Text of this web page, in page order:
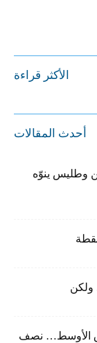
الأكثر قراءة
أحدث المقالات
وطليس ينوّه
ولكن
الأوسط… نصف